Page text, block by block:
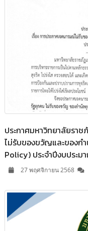
ประกาศมหาวิทยาลัยรา
ไม่รับของขวัญและของ
Policy) ประจำปีงบประม
27 พฤศจิกายน 2568